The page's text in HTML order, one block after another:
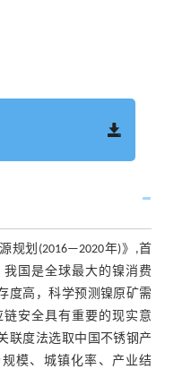
规划(2016—2020年)》,首
国是全球最大的镍消费
度高，科学预测镍原矿需
安全具有重要的现实意
联度法选取中国不锈钢产
模、城镇化率、产业结